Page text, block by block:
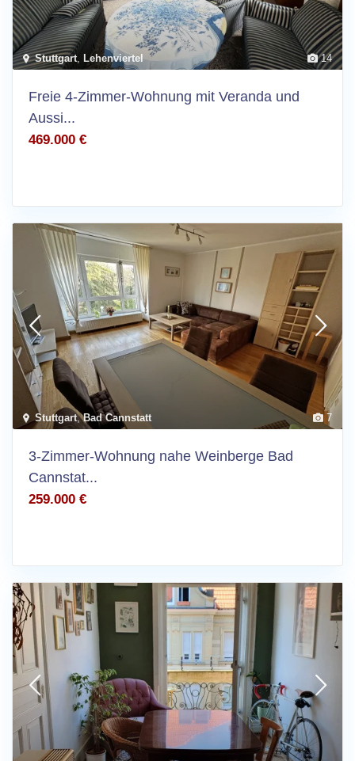
14
Stuttgart, Lehenviertel
Freie 4-Zimmer-Wohnung mit Veranda und
Aussi...
469.000 €
7
Stuttgart,Bad Cannstatt
3-Zimmer-Wohnung nahe Weinberge Bad
Cannstat...
259.000 €